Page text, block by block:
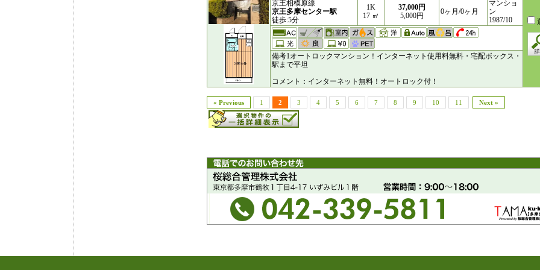
京王相模原線
京王多摩センター駅
徒歩:5分
1K
17 ㎥
37,000円
5,000円
0ヶ月/0ヶ月
マンショ
ン
1987/10
備考1オートロックマンション！インターネット使用料無料・宅配ボックス・
駅まで平坦
コメント：インターネット無料！オートロック付！
« Previous 1 2 3 4 5 6 7 8 9 10 11 Next »